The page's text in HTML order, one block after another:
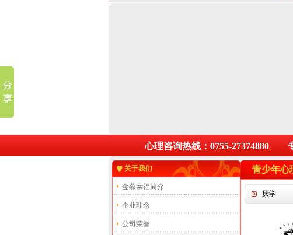
心理咨询热线：0755-27374880 专
关于我们
金燕泰福简介
企业理念
公司荣誉
青少年心
厌学